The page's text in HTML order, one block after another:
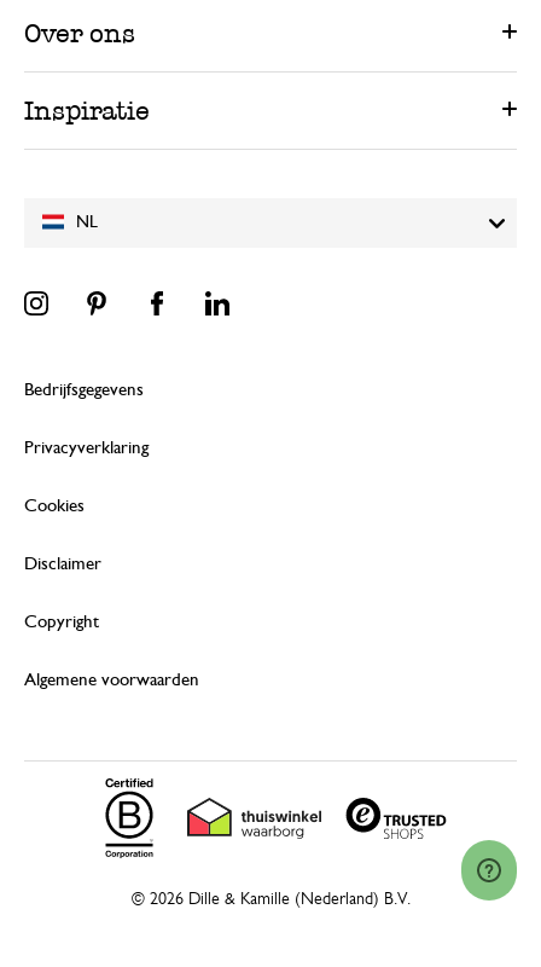
NL
Over ons
Inspiratie
Bedrijfsgegevens
Privacyverklaring
Cookies
Disclaimer
Copyright
Algemene voorwaarden
© 2026 Dille & Kamille (Nederland) B.V.